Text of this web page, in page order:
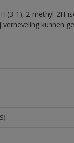
1), 2-methyl-
kunnen